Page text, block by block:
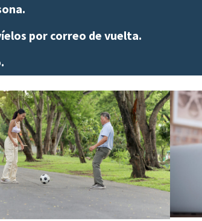
por correo de vuelta.